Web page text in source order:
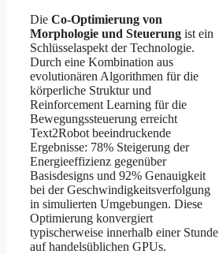
Die Co-Optimierung von
Morphologie und Steuerung ist ein
Schlüsselaspekt der Technologie.
Durch eine Kombination aus
evolutionären Algorithmen für die
körperliche Struktur und
Reinforcement Learning für die
Bewegungssteuerung erreicht
Text2Robot beeindruckende
Ergebnisse: 78% Steigerung der
Energieeffizienz gegenüber
Basisdesigns und 92% Genauigkeit
bei der Geschwindigkeitsverfolgung
in simulierten Umgebungen. Diese
Optimierung konvergiert
typischerweise innerhalb einer Stunde
auf handelsüblichen GPUs.